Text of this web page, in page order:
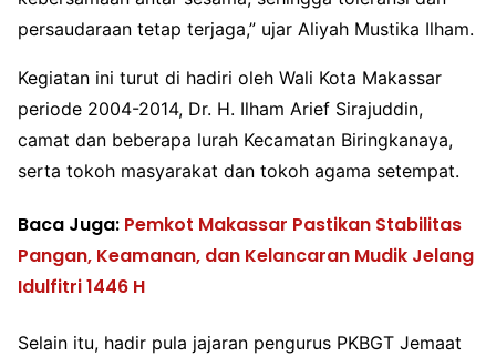
persaudaraan tetap terjaga,” ujar Aliyah Mustika Ilham.
Kegiatan ini turut di hadiri oleh Wali Kota Makassar
periode 2004-2014, Dr. H. Ilham Arief Sirajuddin,
camat dan beberapa lurah Kecamatan Biringkanaya,
serta tokoh masyarakat dan tokoh agama setempat.
Baca Juga: Pemkot Makassar Pastikan Stabilitas
Pangan, Keamanan, dan Kelancaran Mudik Jelang
Idulfitri 1446 H
Selain itu, hadir pula jajaran pengurus PKBGT Jemaat